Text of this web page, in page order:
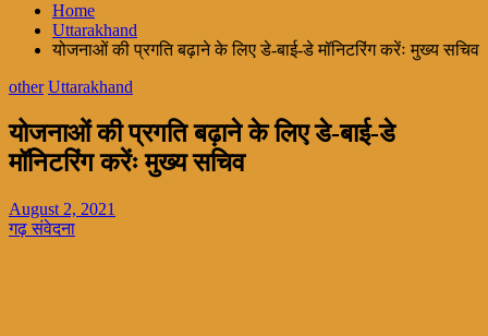
Home
Uttarakhand
योजनाओं की प्रगति बढ़ाने के लिए डे-बाई-डे मॉनिटरिंग करेंः मुख्य सचिव
other Uttarakhand
योजनाओं की प्रगति बढ़ाने के लिए डे-बाई-डे
मॉनिटरिंग करेंः मुख्य सचिव
August 2, 2021
गढ़ संवेदना